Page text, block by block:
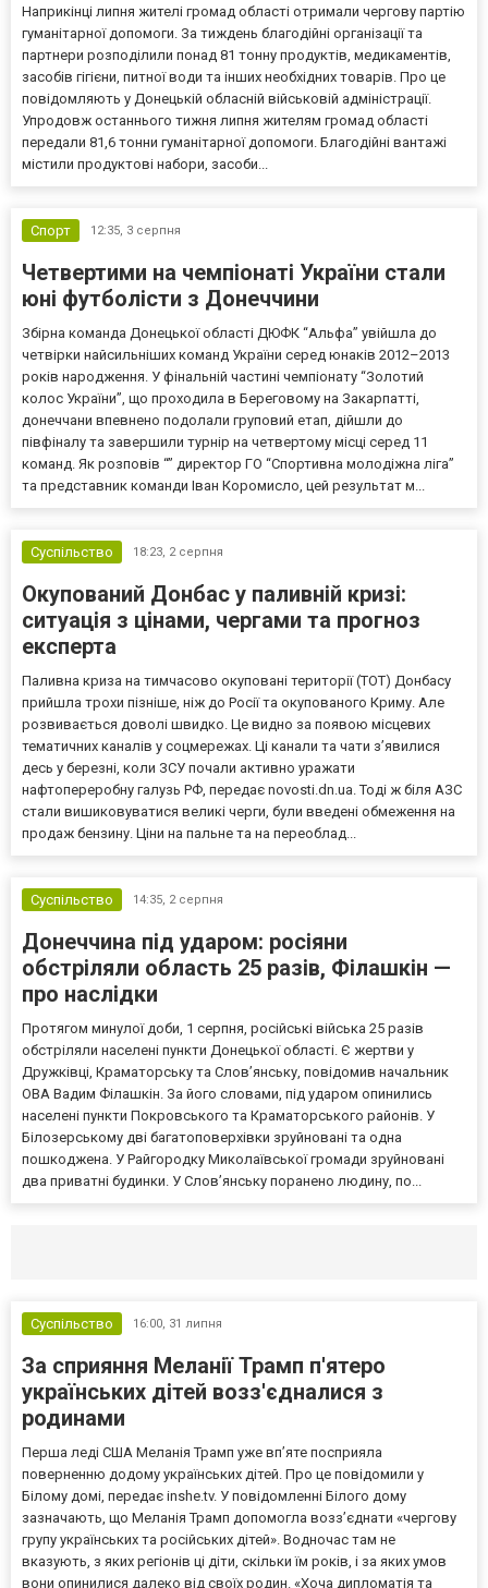
Наприкінці липня жителі громад області отримали чергову партію
гуманітарної допомоги. За тиждень благодійні організації та
партнери розподілили понад 81 тонну продуктів, медикаментів,
засобів гігієни, питної води та інших необхідних товарів. Про це
повідомляють у Донецькій обласній військовій адміністрації.
Упродовж останнього тижня липня жителям громад області
передали 81,6 тонни гуманітарної допомоги. Благодійні вантажі
містили продуктові набори, засоби...
Спорт 12:35, 3 серпня
Четвертими на чемпіонаті України стали
юні футболісти з Донеччини
Збірна команда Донецької області ДЮФК “Альфа” увійшла до
четвірки найсильніших команд України серед юнаків 2012–2013
років народження. У фінальній частині чемпіонату “Золотий
колос України”, що проходила в Береговому на Закарпатті,
донеччани впевнено подолали груповий етап, дійшли до
півфіналу та завершили турнір на четвертому місці серед 11
команд. Як розповів “” директор ГО “Спортивна молодіжна ліга”
та представник команди Іван Коромисло, цей результат м...
Суспільство 18:23, 2 серпня
Окупований Донбас у паливній кризі:
ситуація з цінами, чергами та прогноз
експерта
Паливна криза на тимчасово окуповані території (ТОТ) Донбасу
прийшла трохи пізніше, ніж до Росії та окупованого Криму. Але
розвивається доволі швидко. Це видно за появою місцевих
тематичних каналів у соцмережах. Ці канали та чати з’явилися
десь у березні, коли ЗСУ почали активно уражати
нафтопереробну галузь РФ, передає novosti.dn.ua. Тоді ж біля АЗС
стали вишиковуватися великі черги, були введені обмеження на
продаж бензину. Ціни на пальне та на переоблад...
Суспільство 14:35, 2 серпня
Донеччина під ударом: росіяни
обстріляли область 25 разів, Філашкін —
про наслідки
Протягом минулої доби, 1 серпня, російські війська 25 разів
обстріляли населені пункти Донецької області. Є жертви у
Дружківці, Краматорську та Слов’янську, повідомив начальник
ОВА Вадим Філашкін. За його словами, під ударом опинились
населені пункти Покровського та Краматорського районів. У
Білозерському дві багатоповерхівки зруйновані та одна
пошкоджена. У Райгородку Миколаївської громади зруйновані
два приватні будинки. У Слов’янську поранено людину, по...
Суспільство 16:00, 31 липня
За сприяння Меланії Трамп п'ятеро
українських дітей возз'єдналися з
родинами
Перша леді США Меланія Трамп уже впʼяте посприяла
поверненню додому українських дітей. Про це повідомили у
Білому домі, передає inshe.tv. У повідомленні Білого дому
зазначають, що Меланія Трамп допомогла возз’єднати «чергову
групу українських та російських дітей». Водночас там не
вказують, з яких регіонів ці діти, скільки їм років, і за яких умов
вони опинилися далеко від своїх родин. «Хоча дипломатія та